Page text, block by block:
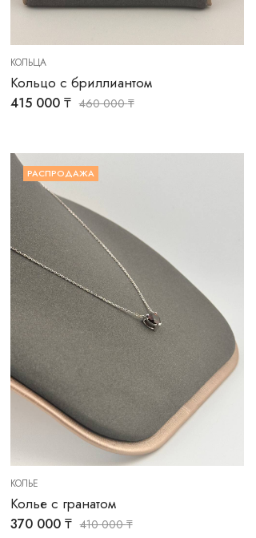
КОЛЬЦА
Кольцо с бриллиантом
415 000 ₸ 460 000₸
РАСПРОДАЖА
КОЛЬЕ
Колье с гранатом
370 000 ₸ 410 000₸